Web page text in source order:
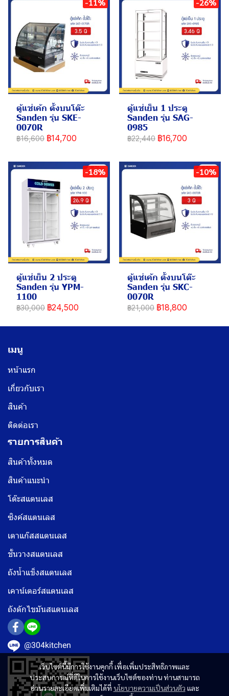
-11%
ตู้แช่เค้ก ตั้งบนโต๊ะ
Sanden รุ่น SKE-
0070R
฿16,600 ฿14,700
-26%
ตู้แช่เย็น 1 ประตู
Sanden รุ่น SAG-
0985
฿22,440 ฿16,700
-18%
ตู้แช่เย็น 2 ประตู
Sanden รุ่น YPM-
1100
฿30,000 ฿24,500
-10%
ตู้แช่เค้ก ตั้งบนโต๊ะ
Sanden รุ่น SKC-
0070R
฿21,000 ฿18,800
เว็บไซต์นี้มีการใช้งานคุกกี้ เพื่อเพิ่มประสิทธิภาพและ
ประสบการณ์ที่ดีในการใช้งานเว็บไซต์ของท่าน ท่านสามารถ
อ่านรายละเอียดเพิ่มเติมได้ที่ นโยบายความเป็นส่วนตัว และ
เมนู
หน้าแรก
เกี่ยวกับเรา
สินค้า
ติดต่อเรา
รายการสินค้า
สินค้าทั้งหมด
สินค้าแนะนำ
โต๊ะสแตนเลส
ซิงค์สแตนเลส
เตาแก๊สสแตนเลส
ชั้นวางสแตนเลส
ถังน้ำแข็งสแตนเลส
เคาน์เตอร์สแตนเลส
ถังดักไขมันสแตนเลส
@304kitchen